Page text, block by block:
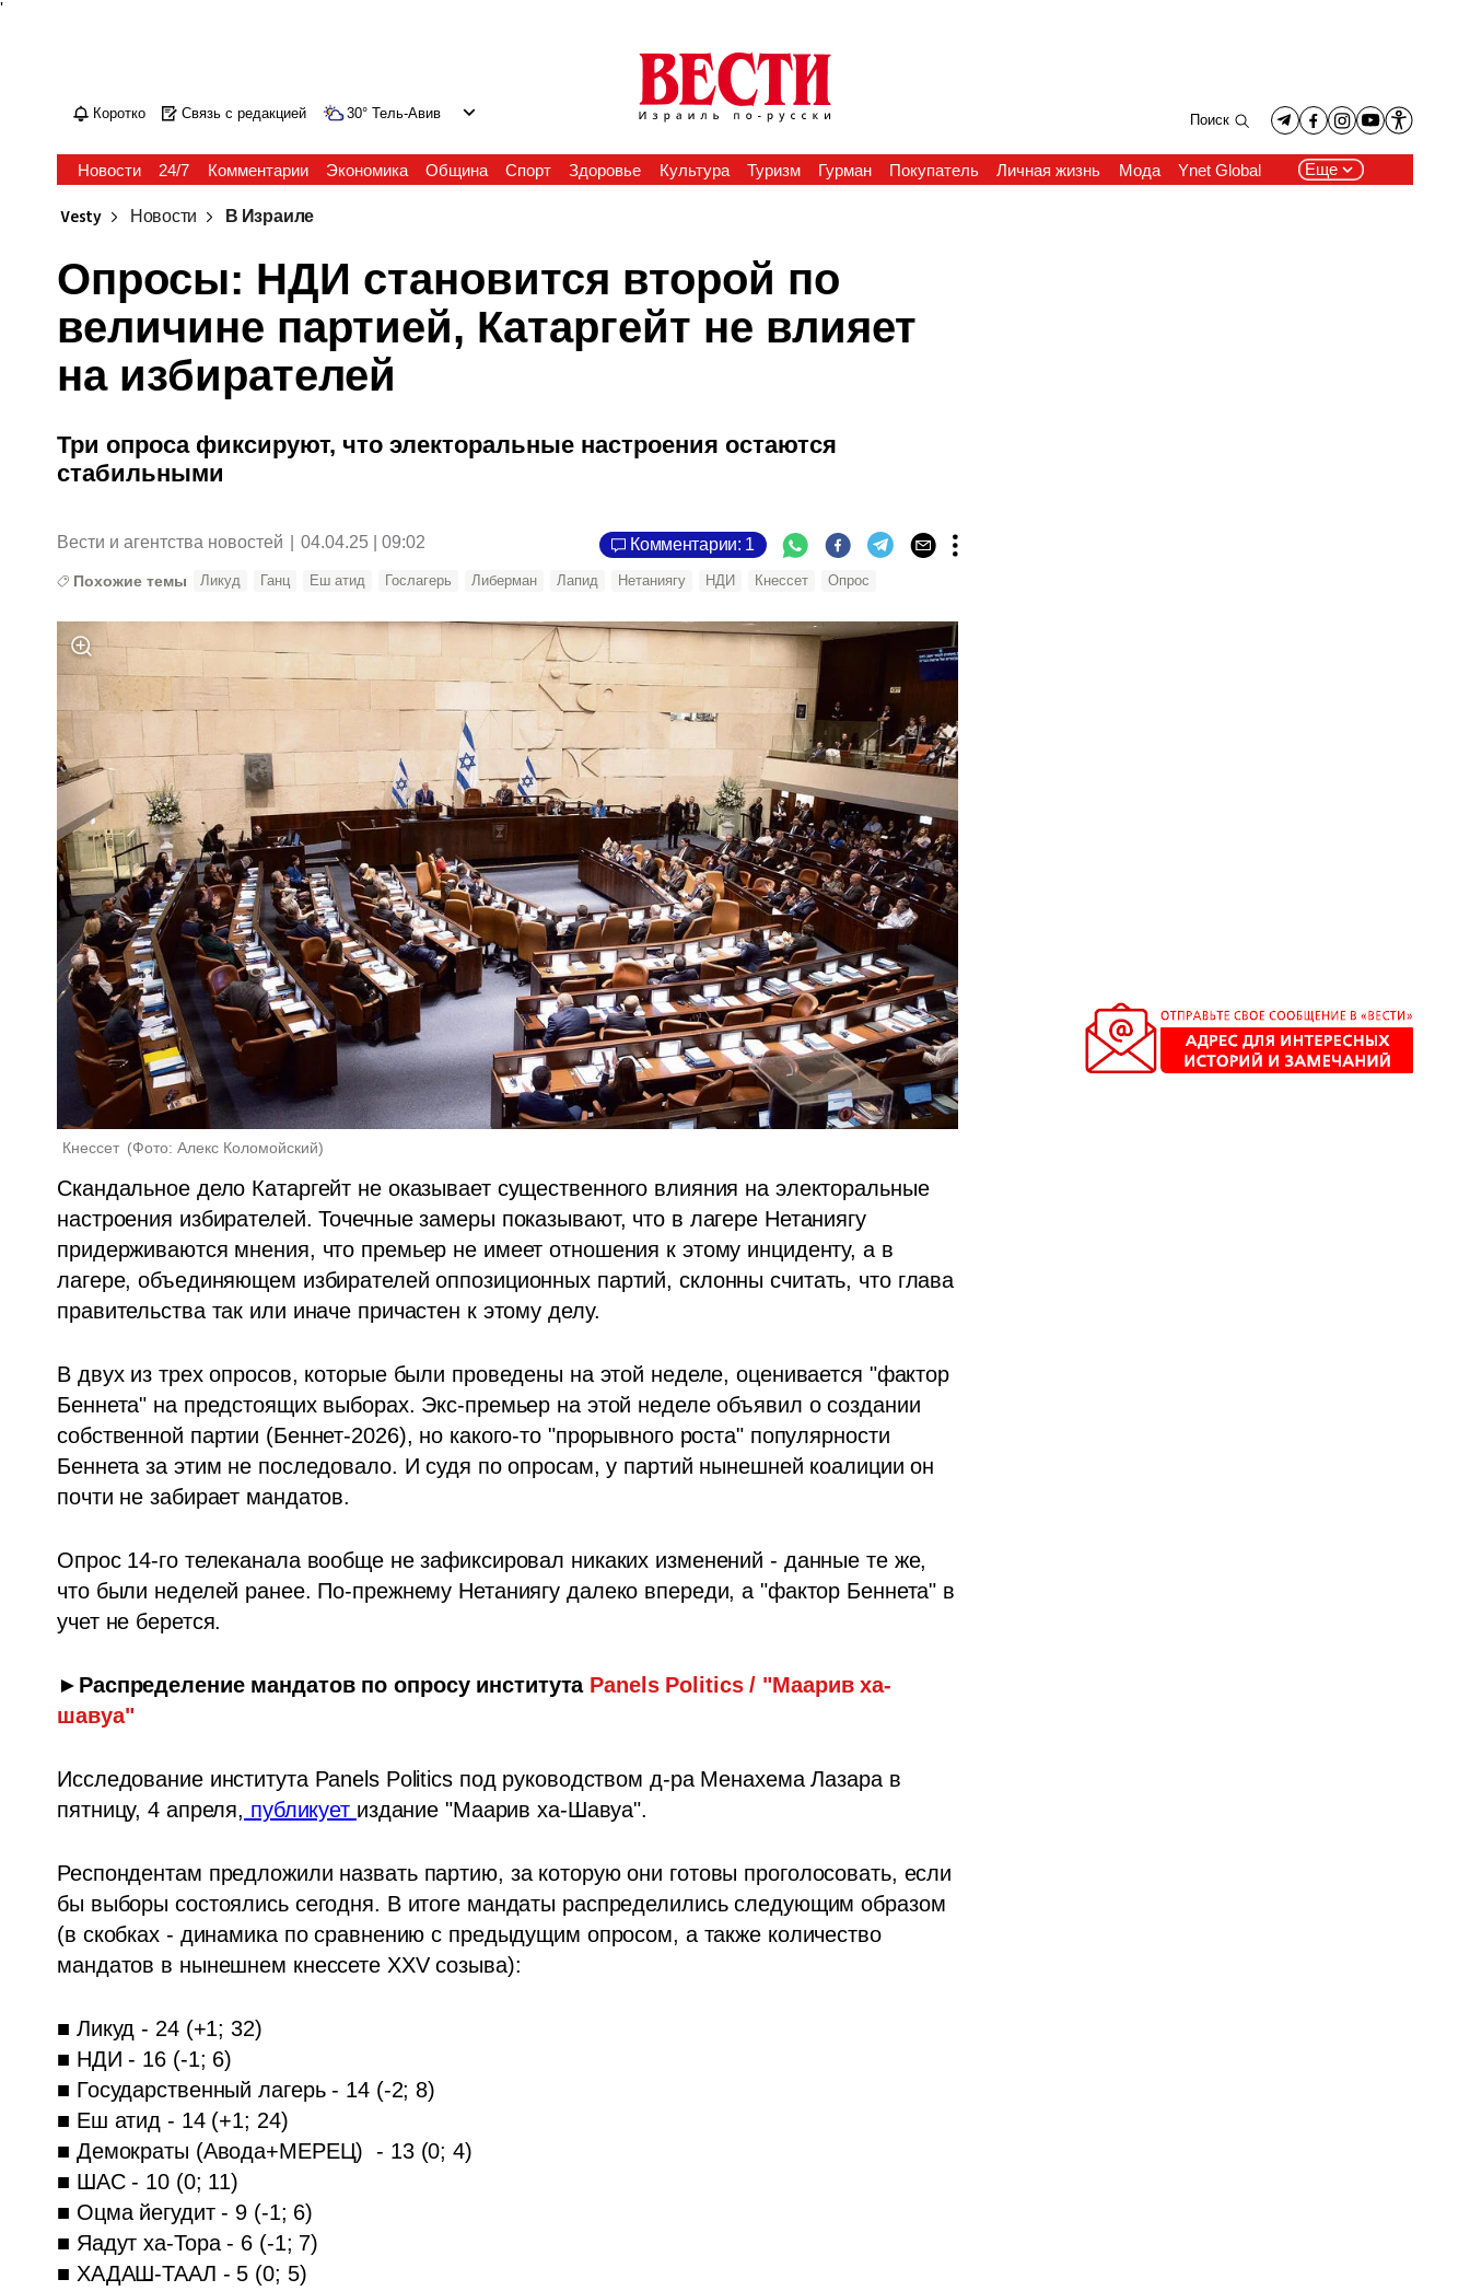
'
Коротко Связь с редакцией 30° Тель-Авив Поиск
Новости 24/7 Комментарии Экономика Община Спорт Здоровье Культура Туризм Гурман Покупатель Личная жизнь Мода Ynet Global Еще
Vesty Новости В Израиле
Опросы: НДИ становится второй по
величине партией, Катаргейт не влияет
на избирателей
Три опроса фиксируют, что электоральные настроения остаются
стабильными
Вести и агентства новостей 04.04.25 | 09:02 Комментарии: 1
Похожие темы Ликуд Ганц Еш атид Гослагерь Либерман Лапид Нетаниягу НДИ Кнессет Опрос
Кнессет (Фото: Алекс Коломойский)
Скандальное дело Катаргейт не оказывает существенного влияния на электоральные
настроения избирателей. Точечные замеры показывают, что в лагере Нетаниягу
придерживаются мнения, что премьер не имеет отношения к этому инциденту, а в
лагере, объединяющем избирателей оппозиционных партий, склонны считать, что глава
правительства так или иначе причастен к этому делу.
В двух из трех опросов, которые были проведены на этой неделе, оценивается "фактор
Беннета" на предстоящих выборах. Экс-премьер на этой неделе объявил о создании
собственной партии (Беннет-2026), но какого-то "прорывного роста" популярности
Беннета за этим не последовало. И судя по опросам, у партий нынешней коалиции он
почти не забирает мандатов.
Опрос 14-го телеканала вообще не зафиксировал никаких изменений - данные те же,
что были неделей ранее. По-прежнему Нетаниягу далеко впереди, а "фактор Беннета" в
учет не берется.
►Распределение мандатов по опросу института Panels Politics / "Маарив ха-
шавуа"
Исследование института Panels Politics под руководством д-ра Менахема Лазара в
пятницу, 4 апреля, публикует издание "Маарив ха-Шавуа".
Респондентам предложили назвать партию, за которую они готовы проголосовать, если
бы выборы состоялись сегодня. В итоге мандаты распределились следующим образом
(в скобках - динамика по сравнению с предыдущим опросом, а также количество
мандатов в нынешнем кнессете XXV созыва):
■ Ликуд - 24 (+1; 32)
■ НДИ - 16 (-1; 6)
■ Государственный лагерь - 14 (-2; 8)
■ Еш атид - 14 (+1; 24)
■ Демократы (Авода+МЕРЕЦ)  - 13 (0; 4)
■ ШАС - 10 (0; 11)
■ Оцма йегудит - 9 (-1; 6)
■ Яадут ха-Тора - 6 (-1; 7)
■ ХАДАШ-ТААЛ - 5 (0; 5)